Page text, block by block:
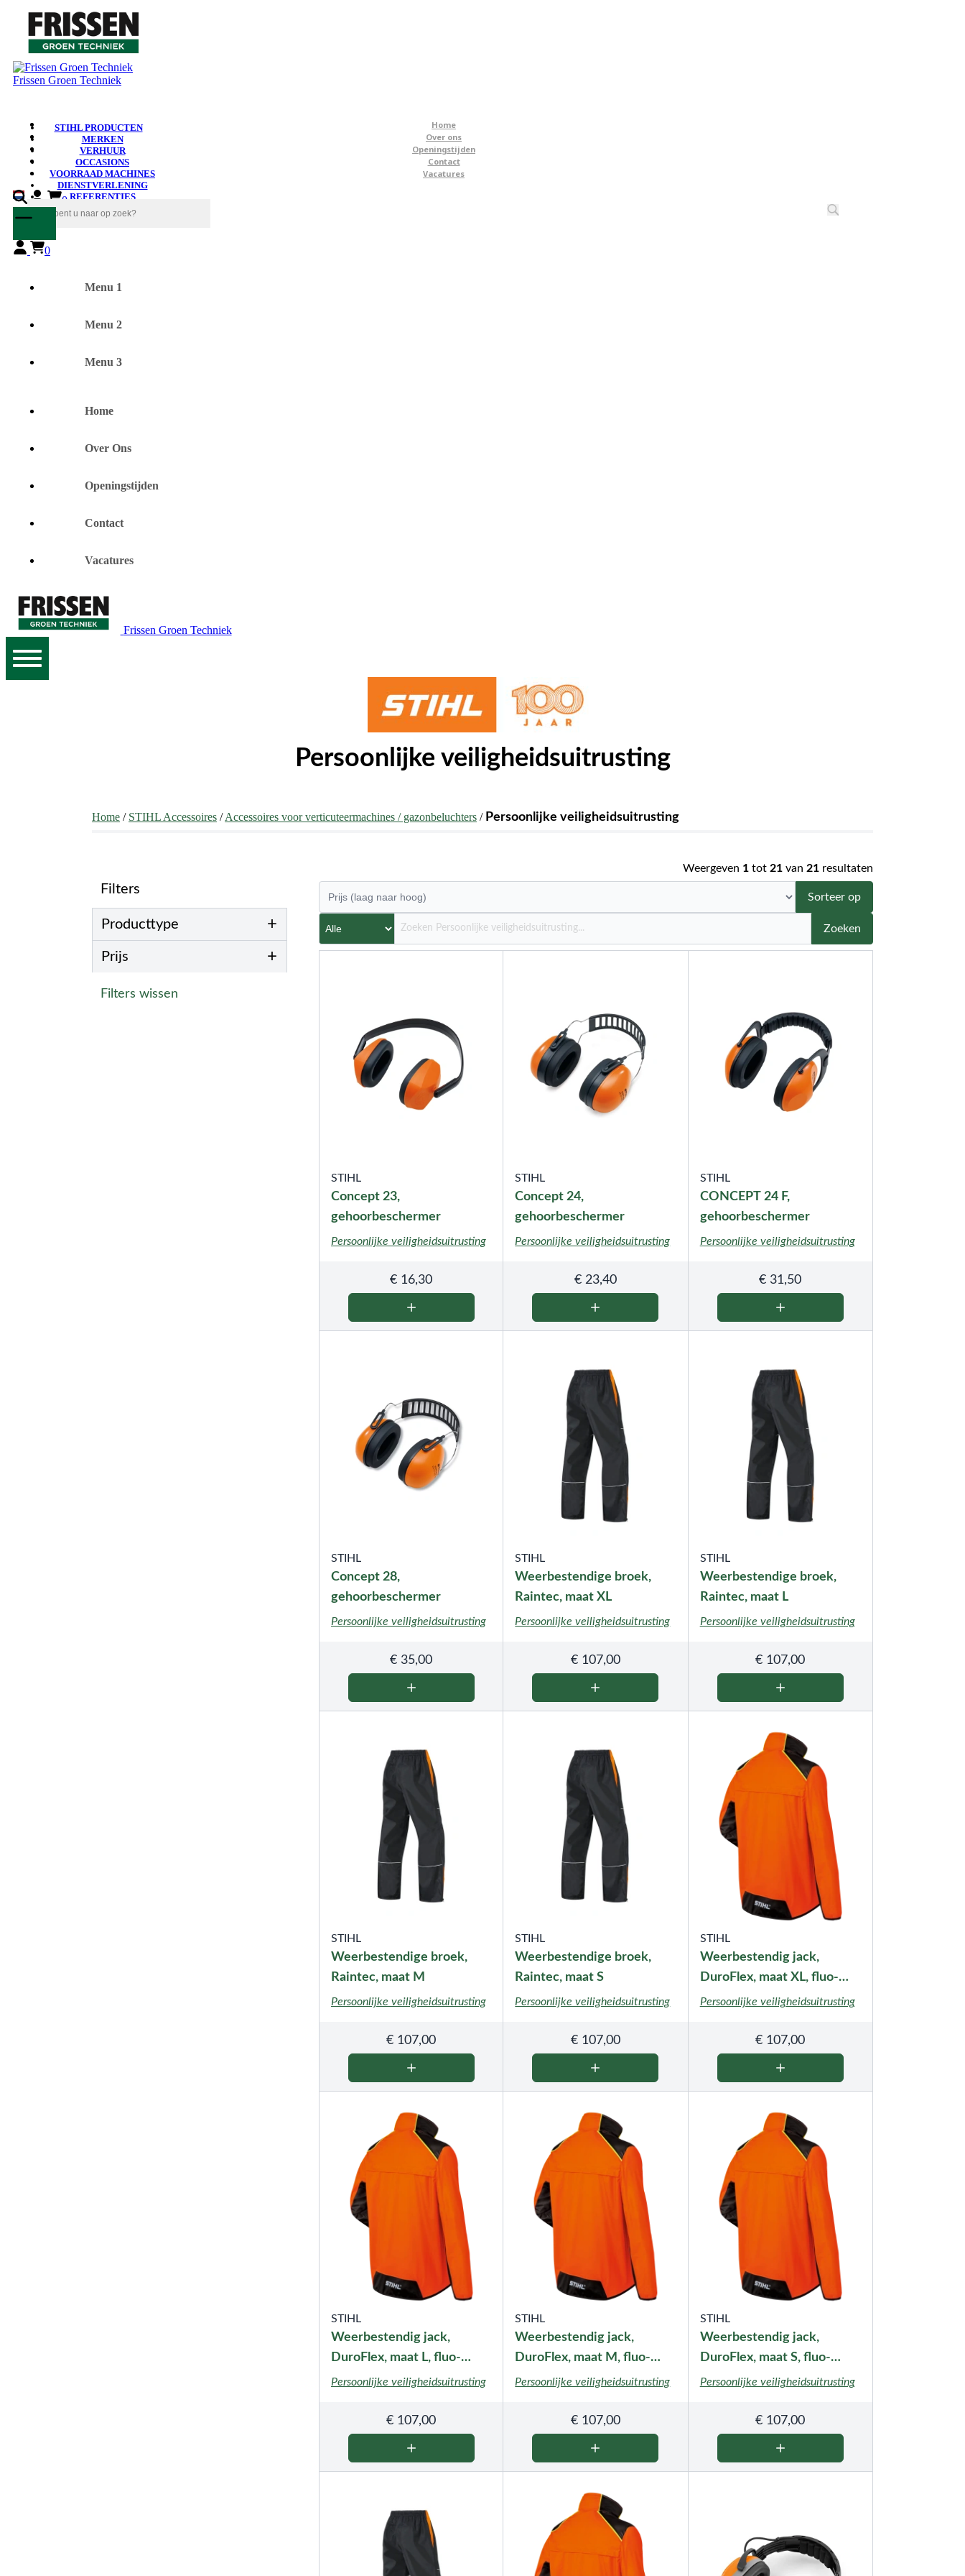
Frissen Groen Techniek
Home
Over ons
Openingstijden
Contact
Vacatures
STIHL PRODUCTEN
MERKEN
VERHUUR
OCCASIONS
VOORRAAD MACHINES
DIENSTVERLENING
REFERENTIES
0
0
Menu 1
Menu 2
Menu 3
Home
Over Ons
Openingstijden
Contact
Vacatures
Frissen Groen Techniek
Persoonlijke veiligheidsuitrusting
Home / STIHL Accessoires /Accessoires voor verticuteermachines / gazonbeluchters / Persoonlijke veiligheidsuitrusting
Filters
Producttype +
Prijs +
Filters wissen
Weergeven 1 tot 21 van 21 resultaten
Sorteer op
Zoeken
STIHL
Concept 23,
gehoorbeschermer
Persoonlijke veiligheidsuitrusting
€ 16,30
STIHL
Concept 24,
gehoorbeschermer
Persoonlijke veiligheidsuitrusting
€23,40
STIHL
CONCEPT 24 F,
gehoorbeschermer
Persoonlijke veiligheidsuitrusting
€ 31,50
STIHL
Concept 28,
gehoorbeschermer
Persoonlijke veiligheidsuitrusting
€ 35,00
STIHL
Weerbestendige broek,
Raintec, maat XL
Persoonlijke veiligheidsuitrusting
€107,00
STIHL
Weerbestendige broek,
Raintec, maat L
Persoonlijke veiligheidsuitrusting
€ 107,00
STIHL
Weerbestendige broek,
Raintec, maat M
Persoonlijke veiligheidsuitrusting
€ 107,00
STIHL
Weerbestendige broek,
Raintec, maat S
Persoonlijke veiligheidsuitrusting
€107,00
STIHL
Weerbestendig jack,
DuroFlex, maat XL, fluo-
oranje
Persoonlijke veiligheidsuitrusting
€ 107,00
STIHL
Weerbestendig jack,
DuroFlex, maat L, fluo-
oranje
Persoonlijke veiligheidsuitrusting
€ 107,00
STIHL
Weerbestendig jack,
DuroFlex, maat M, fluo-
oranje
Persoonlijke veiligheidsuitrusting
€107,00
STIHL
Weerbestendig jack,
DuroFlex, maat S, fluo-
oranje
Persoonlijke veiligheidsuitrusting
€ 107,00